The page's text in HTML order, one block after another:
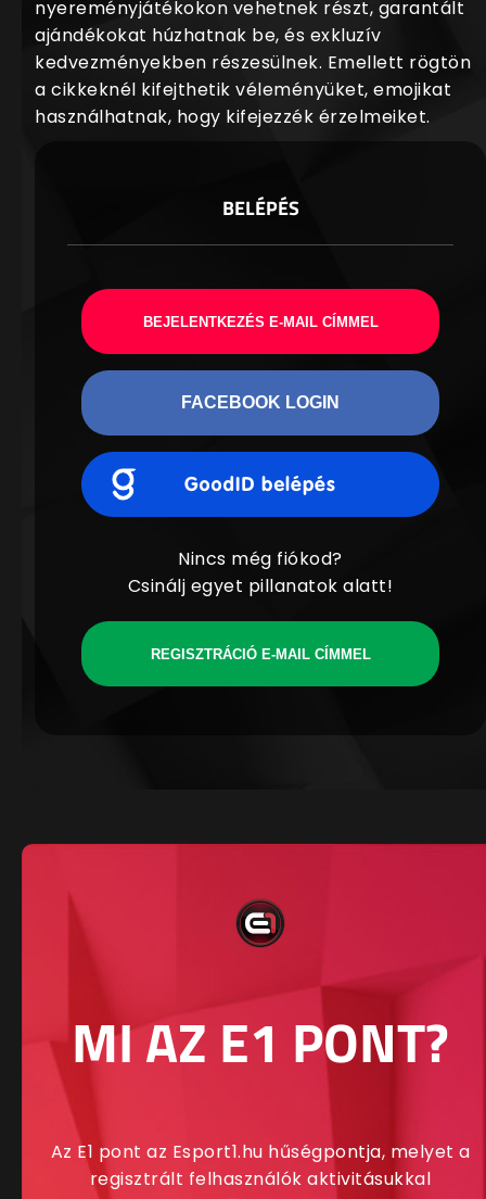
nyereményjátékokon vehetnek részt, garantált
ajándékokat húzhatnak be, és exkluzív
kedvezményekben részesülnek. Emellett rögtön
a cikkeknél kifejthetik véleményüket, emojikat
használhatnak, hogy kifejezzék érzelmeiket.
BELÉPÉS
BEJELENTKEZÉS E-MAIL CÍMMEL
FACEBOOK LOGIN
Nincs még fiókod?
Csinálj egyet pillanatok alatt!
REGISZTRÁCIÓ E-MAIL CÍMMEL
MI AZ E1 PONT?
Az E1 pont az Esport1.hu hűségpontja, melyet a
regisztrált felhasználók aktivitásukkal